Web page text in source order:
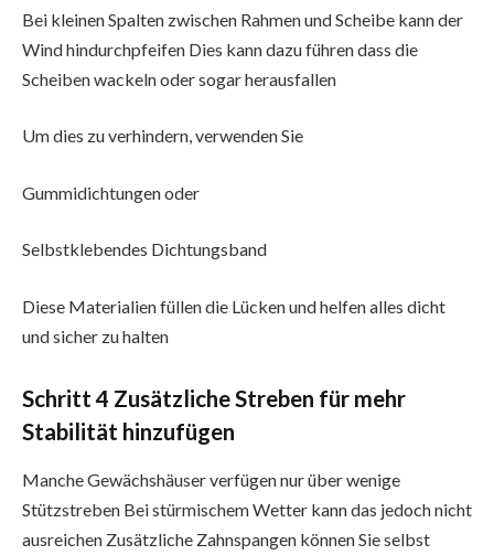
Bei kleinen Spalten zwischen Rahmen und Scheibe kann der
Wind hindurchpfeifen Dies kann dazu führen dass die
Scheiben wackeln oder sogar herausfallen
Um dies zu verhindern, verwenden Sie
Gummidichtungen oder
Selbstklebendes Dichtungsband
Diese Materialien füllen die Lücken und helfen alles dicht
und sicher zu halten
Schritt 4 Zusätzliche Streben für mehr
Stabilität hinzufügen
Manche Gewächshäuser verfügen nur über wenige
Stützstreben Bei stürmischem Wetter kann das jedoch nicht
ausreichen Zusätzliche Zahnspangen können Sie selbst